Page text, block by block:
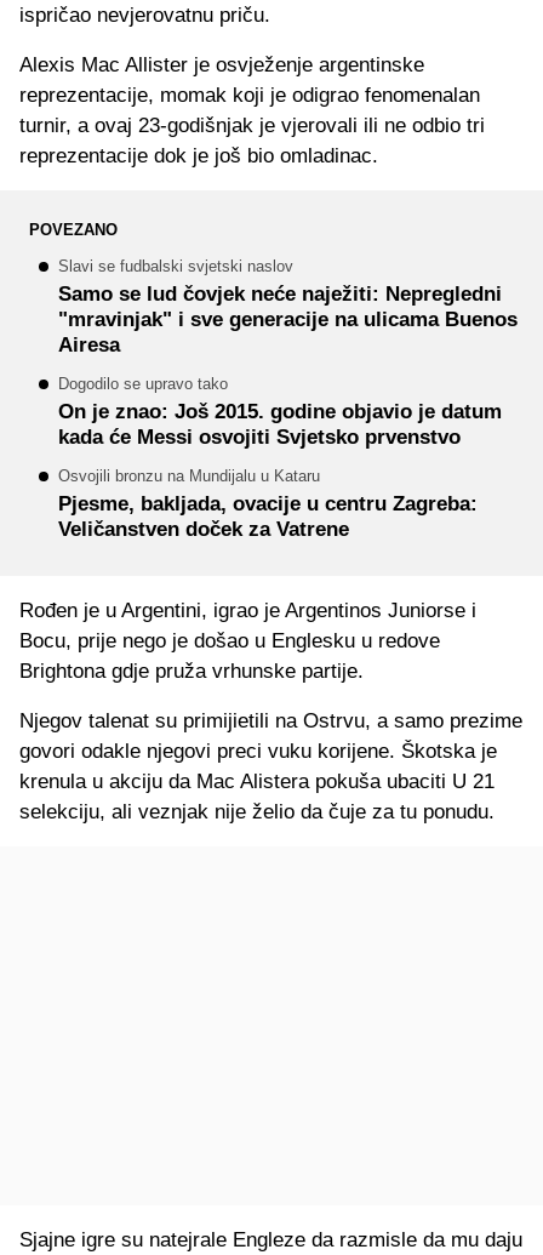
ispričao nevjerovatnu priču.
Alexis Mac Allister je osvježenje argentinske
reprezentacije, momak koji je odigrao fenomenalan
turnir, a ovaj 23-godišnjak je vjerovali ili ne odbio tri
reprezentacije dok je još bio omladinac.
POVEZANO
Slavi se fudbalski svjetski naslov
Samo se lud čovjek neće naježiti: Nepregledni
"mravinjak" i sve generacije na ulicama Buenos
Airesa
Dogodilo se upravo tako
On je znao: Još 2015. godine objavio je datum
kada će Messi osvojiti Svjetsko prvenstvo
Osvojili bronzu na Mundijalu u Kataru
Pjesme, bakljada, ovacije u centru Zagreba:
Veličanstven doček za Vatrene
Rođen je u Argentini, igrao je Argentinos Juniorse i
Bocu, prije nego je došao u Englesku u redove
Brightona gdje pruža vrhunske partije.
Njegov talenat su primijietili na Ostrvu, a samo prezime
govori odakle njegovi preci vuku korijene. Škotska je
krenula u akciju da Mac Alistera pokuša ubaciti U 21
selekciju, ali veznjak nije želio da čuje za tu ponudu.
Sjajne igre su natejrale Engleze da razmisle da mu daju